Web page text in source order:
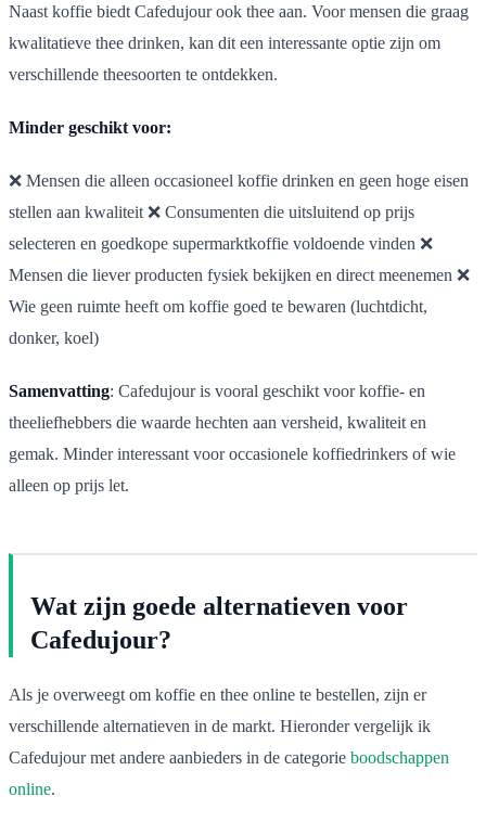
Naast koffie biedt Cafedujour ook thee aan. Voor mensen die graag
kwalitatieve thee drinken, kan dit een interessante optie zijn om
verschillende theesoorten te ontdekken.
Minder geschikt voor:
❌ Mensen die alleen occasioneel koffie drinken en geen hoge eisen
stellen aan kwaliteit ❌ Consumenten die uitsluitend op prijs
selecteren en goedkope supermarktkoffie voldoende vinden ❌
Mensen die liever producten fysiek bekijken en direct meenemen ❌
Wie geen ruimte heeft om koffie goed te bewaren (luchtdicht,
donker, koel)
Samenvatting: Cafedujour is vooral geschikt voor koffie- en
theeliefhebbers die waarde hechten aan versheid, kwaliteit en
gemak. Minder interessant voor occasionele koffiedrinkers of wie
alleen op prijs let.
Wat zijn goede alternatieven voor
Cafedujour?
Als je overweegt om koffie en thee online te bestellen, zijn er
verschillende alternatieven in de markt. Hieronder vergelijk ik
Cafedujour met andere aanbieders in de categorie boodschappen
online.